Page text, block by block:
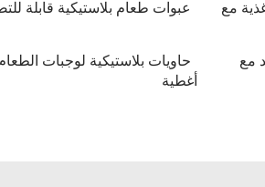
مع
عبوات طعام بلاستيكية قابلة
مع
حاويات بلاستيكية لوجبات
أغطية